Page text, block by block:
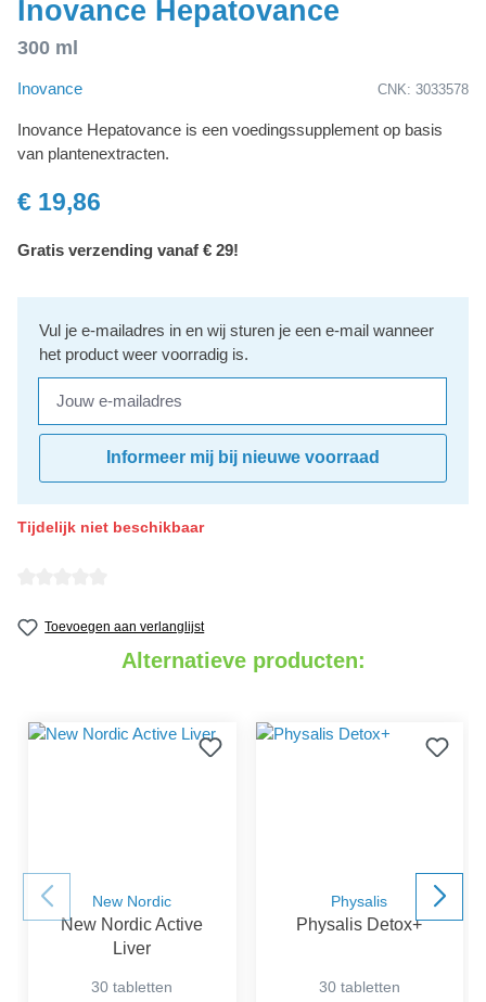
Inovance Hepatovance
300 ml
Inovance CNK: 3033578
Inovance Hepatovance is een voedingssupplement op basis
van plantenextracten.
€ 19,86
Gratis verzending vanaf € 29!
Vul je e-mailadres in en wij sturen je een e-mail wanneer
het product weer voorradig is.
Informeer mij bij nieuwe voorraad
Tijdelijk niet beschikbaar
Toevoegen aan verlanglijst
Alternatieve producten:
New Nordic
New Nordic Active
Liver
30 tabletten
Physalis
Physalis Detox+
30 tabletten